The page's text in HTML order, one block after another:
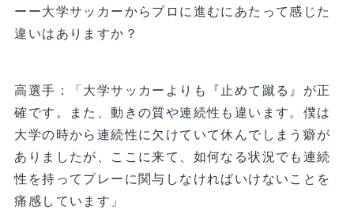
ーー大学サッカーからプロに進むにあたって感じた
違いはありますか？
高選手：「大学サッカーよりも『止めて蹴る』が正
確です。また、動きの質や連続性も違います。僕は
大学の時から連続性に欠けていて休んでしまう癖が
ありましたが、ここに来て、如何なる状況でも連続
性を持ってプレーに関与しなければいけないことを
痛感しています」